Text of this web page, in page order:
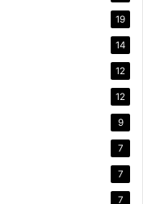
19
14
12
12
9
7
7
7